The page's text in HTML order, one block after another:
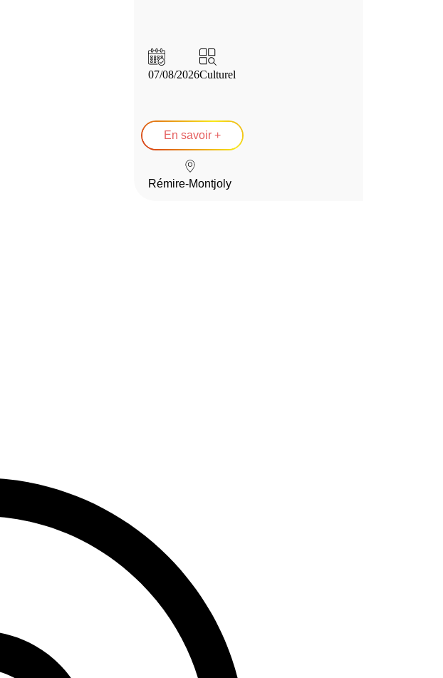
07/08/2026Culturel
En savoir +
Rémire-Montjoly